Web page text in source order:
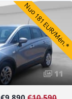
Nuo 181 EUR/Mėn.*
11